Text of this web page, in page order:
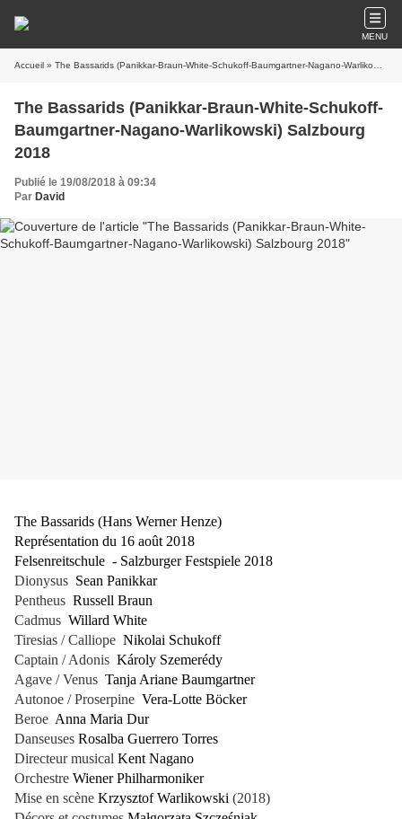
MENU
Accueil » The Bassarids (Panikkar-Braun-White-Schukoff-Baumgartner-Nagano-Warlikowski) Salzbourg 2018
The Bassarids (Panikkar-Braun-White-Schukoff-
Baumgartner-Nagano-Warlikowski) Salzbourg
2018
Publié le 19/08/2018 à 09:34
Par David
The Bassarids (Hans Werner Henze)
Représentation du 16 août 2018
Felsenreitschule - Salzburger Festspiele 2018
Dionysus Sean Panikkar
Pentheus Russell Braun
Cadmus Willard White
Tiresias / Calliope Nikolai Schukoff
Captain / Adonis Károly Szemerédy
Agave / Venus Tanja Ariane Baumgartner
Autonoe / Proserpine Vera-Lotte Böcker
Beroe Anna Maria Dur
Danseuses Rosalba Guerrero Torres
Directeur musical Kent Nagano
Orchestre Wiener Philharmoniker
Mise en scène Krzysztof Warlikowski (2018)